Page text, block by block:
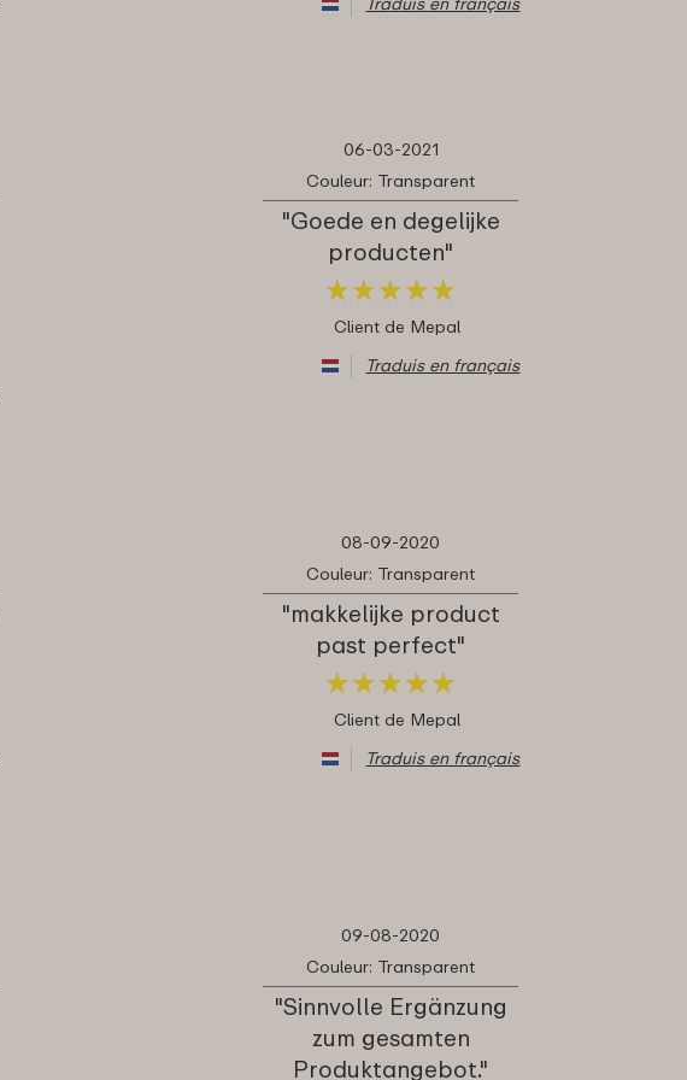
06-03-2021
Couleur: Transparent
"Goede en degelijke
producten"
★★★★★
★★★★★
Client de Mepal
Traduis en français
08-09-2020
Couleur: Transparent
"makkelijke product
past perfect"
★★★★★
★★★★★
Client de Mepal
Traduis en français
09-08-2020
Couleur: Transparent
"Sinnvolle Ergänzung
zum gesamten
Produktangebot."